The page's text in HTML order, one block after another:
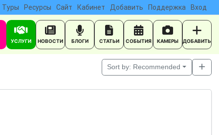
Туры Ресурсы Сайт Кабинет Добавить Поддержка Вход
УСЛУГИ НОВОСТИ БЛОГИ СТАТЬИ СОБЫТИЯ КАМЕРЫ ДОБАВИТЬ
Sort by: Recommended